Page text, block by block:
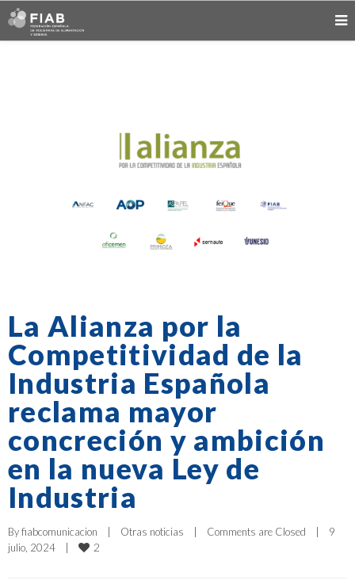
La Alianza por la
Competitividad de la
Industria Española
reclama mayor
concreción y ambición
en la nueva Ley de
Industria
By fiabcomunicacion | Otras noticias | Comments are Closed |
9
julio, 2024
| 2